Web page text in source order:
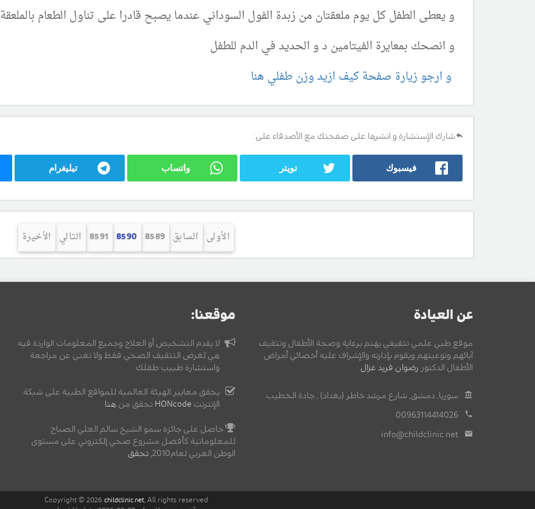
و يعطى الطفل كل يوم ملعقتان من زبدة الفول السوداني عندما يصبح قادرا على تناول الطعام بالملعقة
و انصحك بمعايرة الفيتامين د و الحديد في الدم للطفل
و ارجو زيارة صفحة كيف ازيد وزن طفلي هنا
شارك الإستشارة و انشرها على صفحتك مع الأصدقاء على:
فيسبوك تويتر واتساب تيليغرام
الأولى السابق 8589
8590
8591 التالي الأخيرة
عن العيادة
موقع طبي علمي تثقيفي يهتم برعاية وصحة الأطفال وتثقيف
آبائهم وتوعيتهم ويقوم بإدارته والإشراف عليه أخصائي أمراض
الأطفال الدكتور رضوان فريد غزال
سوريا, دمشق, شارع مرشد خاطر (بغداد) , جادة الخطيب.
00963114414026
info@childclinic.net
موقعنا:
لا يقدم التشخيص أو العلاج وجميع المعلومات الواردة فيه
هي لغرض التثقيف الصحي فقط ولا تغني عن مراجعة
واستشارة طبيب طفلك.
يحقق معايير الهيئة العالمية للمواقع الطبية على شبكة
الإنترنت HONcode تحقق من هنا
حاصل على جائزة سمو الشيخ سالم العلي الصباح
للمعلوماتية كأفضل مشروع صحي إلكتروني على مستوى
الوطن العربي لعام2010,
تحقق
Copyright © 2026 childclinic.net, All rights reserved